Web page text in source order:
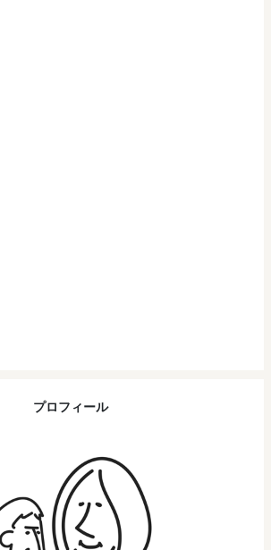
プロフィール